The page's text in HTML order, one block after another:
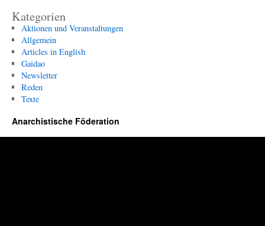
Kategorien
Aktionen und Veranstaltungen
Allgemein
Articles in English
Gaidao
Newsletter
Reden
Texte
Anarchistische Föderation